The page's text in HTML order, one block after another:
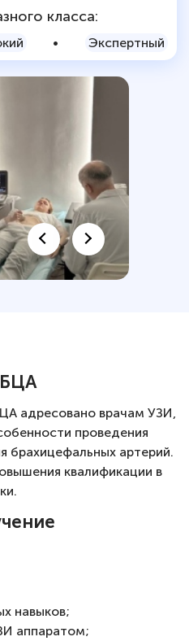
класса:
• Экспертный
адресовано врачам УЗИ,
проведения
брахицефальных артерий.
квалификации в
навыков;
аппаратом;